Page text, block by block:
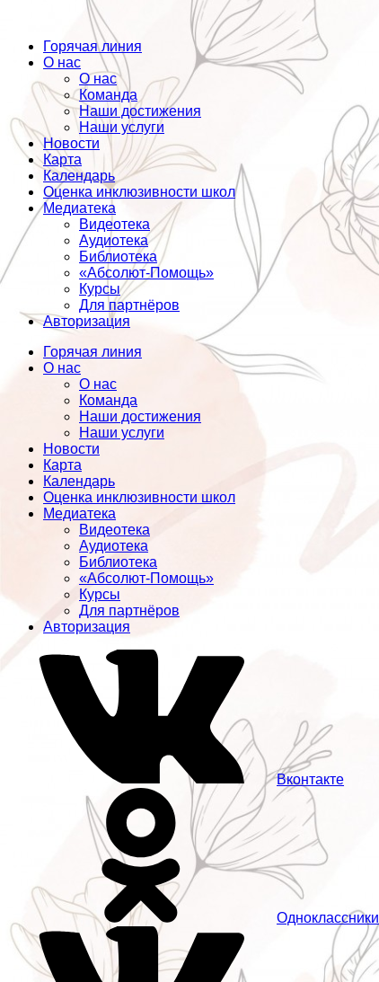
Горячая линия
О нас
О нас
Команда
Наши достижения
Наши услуги
Новости
Карта
Календарь
Оценка инклюзивности школ
Медиатека
Видеотека
Аудиотека
Библиотека
«Абсолют-Помощь»
Курсы
Для партнёров
Авторизация
Горячая линия
О нас
О нас
Команда
Наши достижения
Наши услуги
Новости
Карта
Календарь
Оценка инклюзивности школ
Медиатека
Видеотека
Аудиотека
Библиотека
«Абсолют-Помощь»
Курсы
Для партнёров
Авторизация
Вконтакте
Одноклассники